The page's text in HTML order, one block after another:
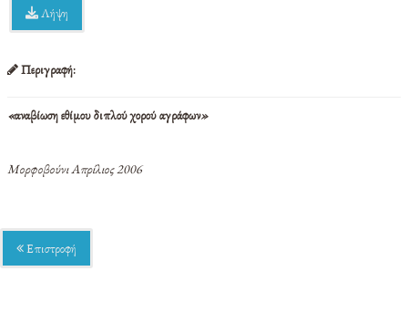
Λήψη
Περιγραφή:
«αναβίωση εθίμου διπλού χορού αγράφων»
Μορφοβούνι Απρίλιος 2006
Επιστροφή